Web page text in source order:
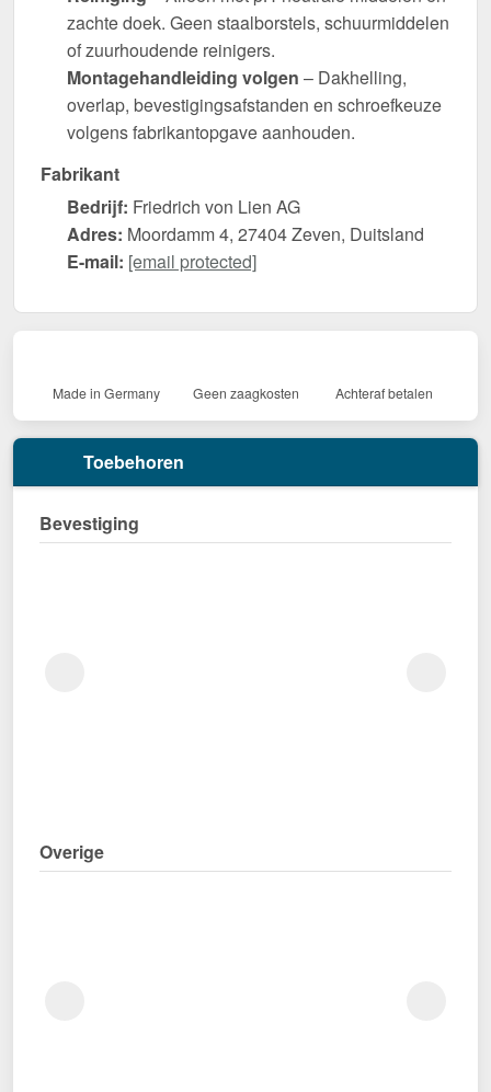
zachte doek. Geen staalborstels, schuurmiddelen
of zuurhoudende reinigers.
Montagehandleiding volgen – Dakhelling,
overlap, bevestigingsafstanden en schroefkeuze
volgens fabrikantopgave aanhouden.
Fabrikant
Bedrijf: Friedrich von Lien AG
Adres: Moordamm 4, 27404 Zeven, Duitsland
E-mail: [email protected]
Made in Germany Geen zaagkosten Achteraf betalen
Toebehoren
Bevestiging
Overige